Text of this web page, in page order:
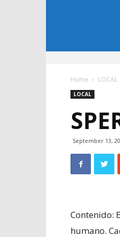
Home LOCAL
LOCAL
September 13,
Contenido:
humano.